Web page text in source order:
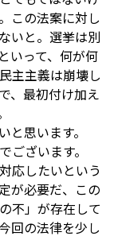
この法案に対し
いと。選挙は別
いって、何が何
主主義は崩壊し
、最初付け加え
思います。
ございます。
応したいという
が必要だ、この
不」が存在して
回の法律を少し